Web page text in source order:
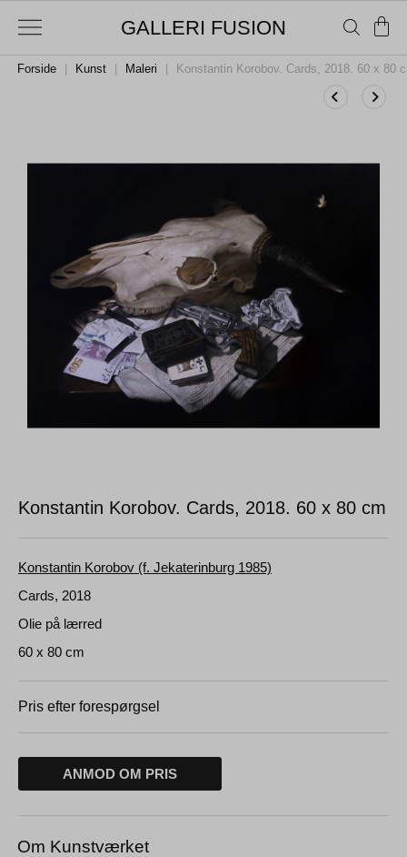
GALLERI FUSION
Forside Kunst Maleri Konstantin Korobov. Cards, 2018. 60 x 80
Konstantin Korobov. Cards, 2018. 60 x 80 cm
Konstantin Korobov (f. Jekaterinburg 1985)
Cards, 2018
Olie på lærred
60 x 80 cm
Pris efter forespørgsel
ANMOD OM PRIS
Om Kunstværket